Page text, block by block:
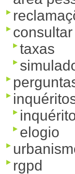
taxas
elogio
rgpd